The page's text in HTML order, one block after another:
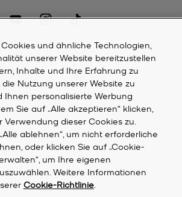
und ähnliche Technologien,
unserer Website bereitzustellen
Inhalte und Ihre Erfahrung zu
die Nutzung unserer Website zu
Ihnen personalisierte Werbung
Sie auf „Alle akzeptieren“ klicken,
Verwendung dieser Cookies zu.
ablehnen“, um nicht erforderliche
oder klicken Sie auf „Cookie-
um Ihre eigenen
Weitere Informationen
Cookie-Richtlinie.